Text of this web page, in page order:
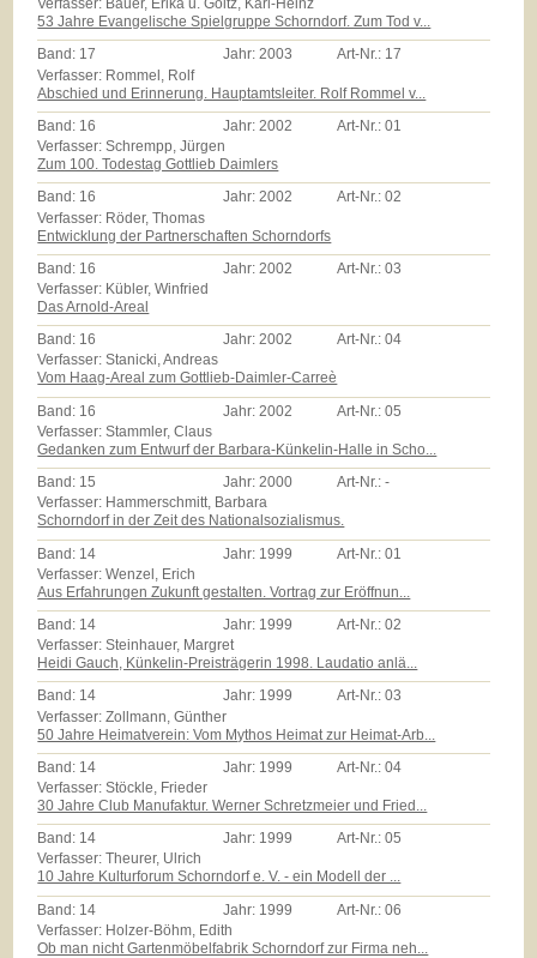
Verfasser: Bauer, Erika u. Göltz, Karl-Heinz
53 Jahre Evangelische Spielgruppe Schorndorf. Zum Tod v...
Band: 17 Jahr:2003 Art-Nr.: 17
Verfasser: Rommel, Rolf
Abschied und Erinnerung. Hauptamtsleiter. Rolf Rommel v...
Band: 16 Jahr:2002 Art-Nr.:01
Verfasser: Schrempp, Jürgen
Zum 100. Todestag Gottlieb Daimlers
Band: 16 Jahr:2002 Art-Nr.:02
Verfasser: Röder, Thomas
Entwicklung der Partnerschaften Schorndorfs
Band: 16 Jahr: 2002 Art-Nr.:03
Verfasser: Kübler, Winfried
Das Arnold-Areal
Band: 16 Jahr:2002 Art-Nr.:04
Verfasser: Stanicki, Andreas
Vom Haag-Areal zum Gottlieb-Daimler-Carreè
Band: 16 Jahr: 2002 Art-Nr.:05
Verfasser: Stammler, Claus
Gedanken zum Entwurf der Barbara-Künkelin-Halle in Scho...
Band: 15 Jahr:2000 Art-Nr.:-
Verfasser: Hammerschmitt, Barbara
Schorndorf in der Zeit des Nationalsozialismus.
Band: 14 Jahr: 1999 Art-Nr.:01
Verfasser: Wenzel, Erich
Aus Erfahrungen Zukunft gestalten. Vortrag zur Eröffnun...
Band: 14 Jahr: 1999 Art-Nr.:02
Verfasser: Steinhauer, Margret
Heidi Gauch, Künkelin-Preisträgerin 1998. Laudatio anlä...
Band: 14 Jahr: 1999 Art-Nr.:03
Verfasser: Zollmann, Günther
50 Jahre Heimatverein: Vom Mythos Heimat zur Heimat-Arb...
Band: 14 Jahr: 1999 Art-Nr.:04
Verfasser: Stöckle, Frieder
30 Jahre Club Manufaktur. Werner Schretzmeier und Fried...
Band: 14 Jahr: 1999 Art-Nr.:05
Verfasser: Theurer, Ulrich
10 Jahre Kulturforum Schorndorf e. V. - ein Modell der ...
Band: 14 Jahr: 1999 Art-Nr.:06
Verfasser: Holzer-Böhm, Edith
Ob man nicht Gartenmöbelfabrik Schorndorf zur Firma neh...